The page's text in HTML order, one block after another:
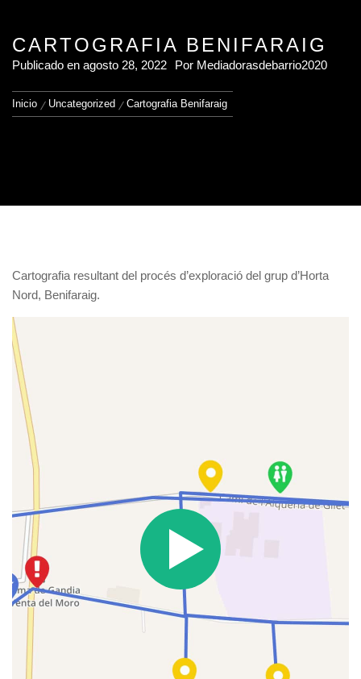
CARTOGRAFIA BENIFARAIG
Publicado en agosto 28, 2022 Por Mediadorasdebarrio2020
Inicio Uncategorized Cartografia Benifaraig
Cartografia resultant del procés d’exploració del grup d’Horta
Nord, Benifaraig.